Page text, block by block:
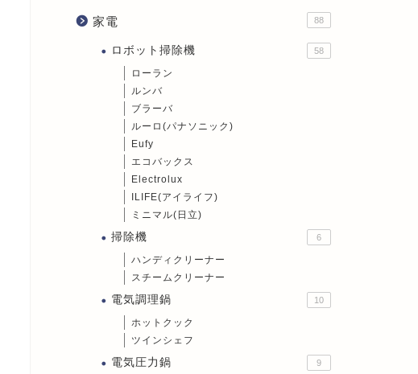
家電 88
ロボット掃除機 58
ローラン
ルンバ
ブラーバ
ルーロ(パナソニック)
Eufy
エコバックス
Electrolux
ILIFE(アイライフ)
ミニマル(日立)
掃除機 6
ハンディクリーナー
スチームクリーナー
電気調理鍋 10
ホットクック
ツインシェフ
電気圧力鍋 9